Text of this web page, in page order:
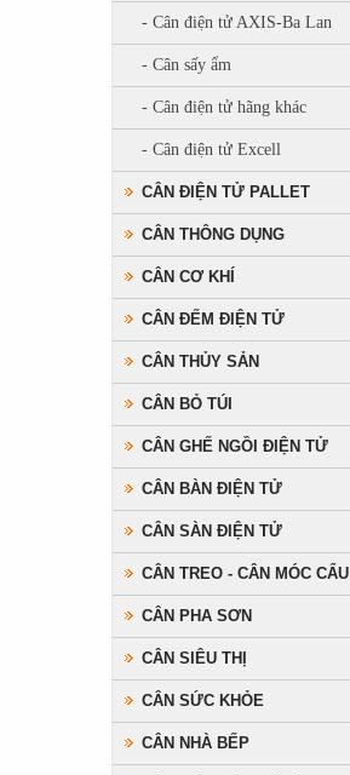
- Cân điện tử AXIS-Ba Lan
- Cân sấy ẩm
- Cân điện tử hãng khác
- Cân điện tử Excell
CÂN ĐIỆN TỬ PALLET
CÂN THÔNG DỤNG
CÂN CƠ KHÍ
CÂN ĐẾM ĐIỆN TỬ
CÂN THỦY SẢN
CÂN BỎ TÚI
CÂN GHẾ NGỒI ĐIỆN TỬ
CÂN BÀN ĐIỆN TỬ
CÂN SÀN ĐIỆN TỬ
CÂN TREO - CÂN MÓC CẨU
CÂN PHA SƠN
CÂN SIÊU THỊ
CÂN SỨC KHỎE
CÂN NHÀ BẾP